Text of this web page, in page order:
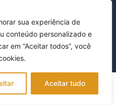
sua experiência de
conteúdo personalizado e
em “Aceitar todos”, você
Aceitar tudo
Privacidade
© FLP Imóveis